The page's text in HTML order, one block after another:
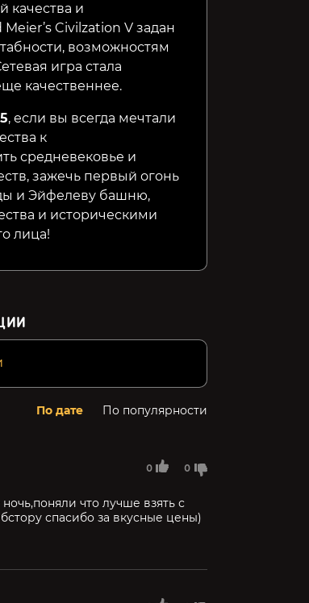
45% 399₽ 69%
качества и
Civilzation V задан
возможностям
игра стала
качественнее.
, если вы всегда мечтали
к
средневековье и
зажечь первый огонь
и Эйфелеву башню,
и историческими
лица!
По дате По популярности
0 0
что лучше взять с
спасибо за вкусные цены)